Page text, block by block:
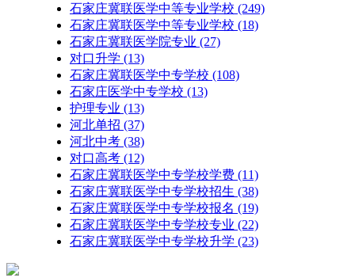
石家庄冀联医学中等专业学校 (249)
石家庄冀联医学中等专业学校​ (18)
石家庄冀联医学院专业 (27)
对口升学 (13)
石家庄冀联医学中专学校 (108)
石家庄医学中专学校 (13)
护理专业 (13)
河北单招 (37)
河北中考 (38)
对口高考 (12)
石家庄冀联医学中专学校学费 (11)
石家庄冀联医学中专学校招生 (38)
石家庄冀联医学中专学校报名 (19)
石家庄冀联医学中专学校专业 (22)
石家庄冀联医学中专学校升学 (23)